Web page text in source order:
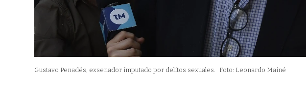
Gustavo Penadés, exsenador imputado por delitos sexuales. Foto: Leonardo Mainé